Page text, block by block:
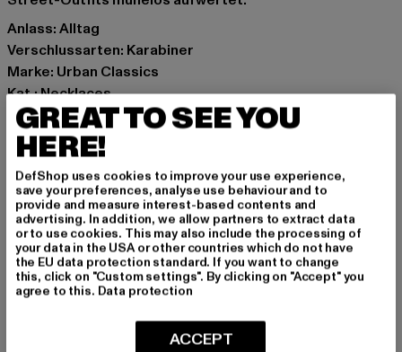
Anlass: Alltag
Verschlussarten: Karabiner
Marke: Urban Classics
Kat.: Necklaces
Farbe: silberfarben
Hersteller Farbe: silver
Materialzusammensetzung: 70% Eisen, 30% Zink
Art.Nr: TB4194-00473
Hersteller: TB International GmbH |info@tbint.de
Dr.-Robert-Murjahn-Straße 7 | 64372 Ober-Ramstadt |
DE
GRÖSSE & PASSFORM
GREAT TO SEE YOU
HERE!
DefShop uses cookies to improve your use experience,
save your preferences, analyse use behaviour and to
provide and measure interest-based contents and
advertising. In addition, we allow partners to extract data
or to use cookies. This may also include the processing of
your data in the USA or other countries which do not have
the EU data protection standard. If you want to change
this, click on "Custom settings". By clicking on "Accept" you
agree to this. Data protection
ACCEPT